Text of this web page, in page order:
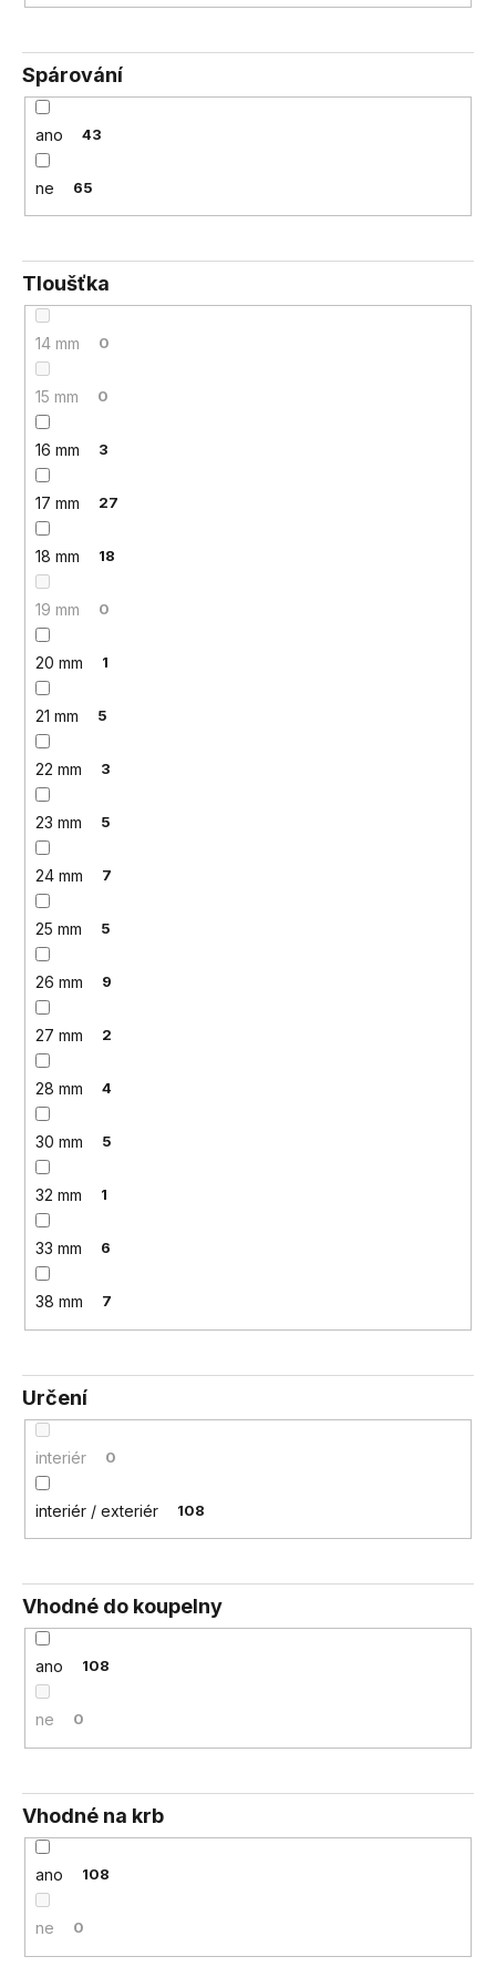
Spárování
ano 43
ne 65
Tloušťka
14 mm 0
15 mm 0
16 mm 3
17 mm 27
18 mm 18
19 mm 0
20 mm 1
21 mm 5
22 mm 3
23 mm 5
24 mm 7
25 mm 5
26 mm 9
27 mm 2
28 mm 4
30 mm 5
32 mm 1
33 mm 6
38 mm 7
Určení
interiér 0
interiér / exteriér 108
Vhodné do koupelny
ano 108
ne 0
Vhodné na krb
ano 108
ne 0